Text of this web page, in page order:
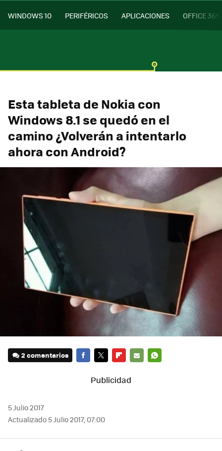
WINDOWS 10 PERIFÉRICOS APLICACIONES OFFICE 365
Esta tableta de Nokia con
Windows 8.1 se quedó en el
camino ¿Volverán a intentarlo
ahora con Android?
2 comentarios
MAIL
5 Julio 2017
Actualizado 5 Julio 2017, 07:00